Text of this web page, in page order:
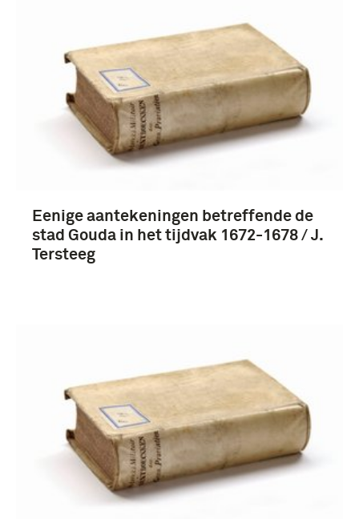
Eenige aantekeningen betreffende de
stad Gouda in het tijdvak 1672-1678 / J.
Tersteeg